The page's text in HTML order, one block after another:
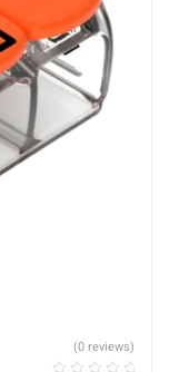
(0 reviews)